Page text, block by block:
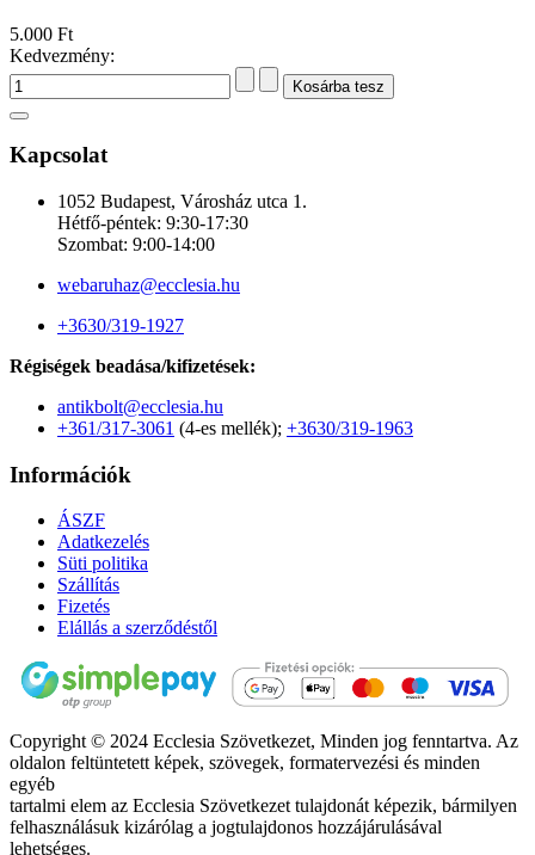
5.000 Ft
Kedvezmény:
Kapcsolat
1052 Budapest, Városház utca 1.
Hétfő-péntek: 9:30-17:30
Szombat: 9:00-14:00
webaruhaz@ecclesia.hu
+3630/319-1927
Régiségek beadása/kifizetések:
antikbolt@ecclesia.hu
+361/317-3061 (4-es mellék); +3630/319-1963
Információk
ÁSZF
Adatkezelés
Süti politika
Szállítás
Fizetés
Elállás a szerződéstől
Copyright © 2024 Ecclesia Szövetkezet, Minden jog fenntartva. Az
oldalon feltüntetett képek, szövegek, formatervezési és minden
egyéb
tartalmi elem az Ecclesia Szövetkezet tulajdonát képezik, bármilyen
felhasználásuk kizárólag a jogtulajdonos hozzájárulásával
lehetséges.